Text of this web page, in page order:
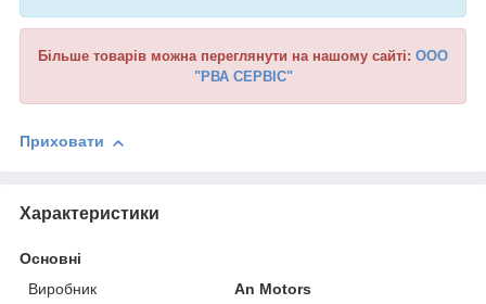
Більше товарів можна переглянути на нашому сайті: ООО
"РВА СЕРВІС"
Приховати
Характеристики
Основні
Виробник
An Motors